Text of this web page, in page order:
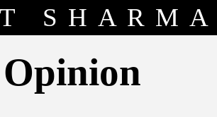
SHARMA